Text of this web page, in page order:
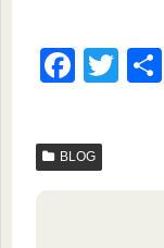
F
c
e
T
BLOG